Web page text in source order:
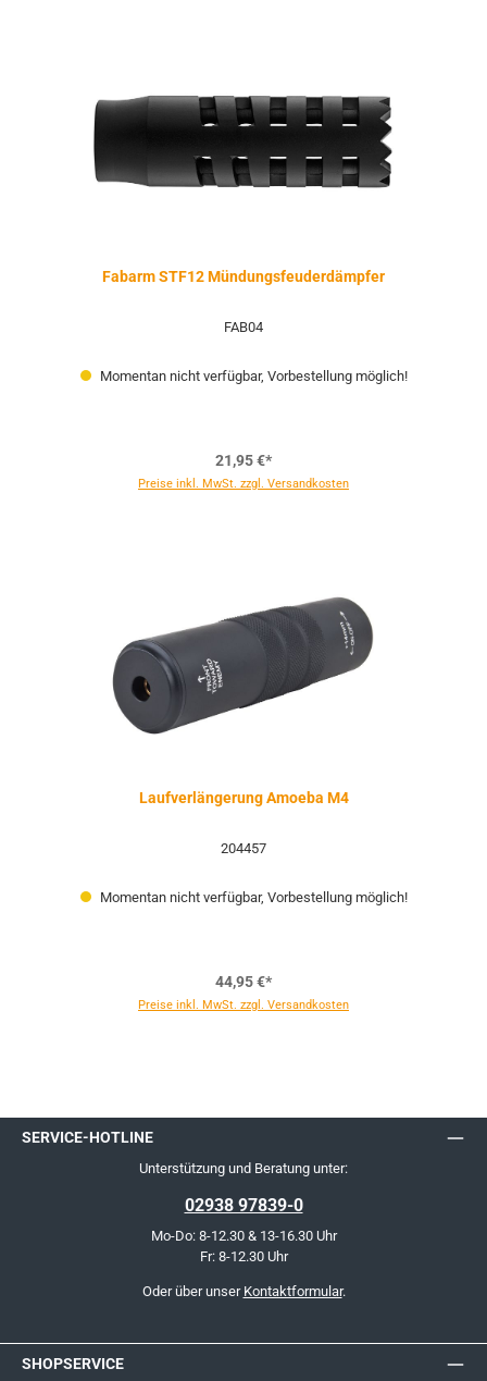
Fabarm STF12 Mündungsfeuderdämpfer
FAB04
Momentan nicht verfügbar, Vorbestellung möglich!
21,95 €*
Preise inkl. MwSt. zzgl. Versandkosten
Laufverlängerung Amoeba M4
204457
Momentan nicht verfügbar, Vorbestellung möglich!
44,95 €*
Preise inkl. MwSt. zzgl. Versandkosten
SERVICE-HOTLINE
Unterstützung und Beratung unter:
02938 97839-0
Mo-Do: 8-12.30 & 13-16.30 Uhr
Fr: 8-12.30 Uhr
Oder über unser Kontaktformular.
SHOPSERVICE